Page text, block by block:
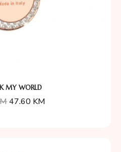
MY WORLD
47.60 KM